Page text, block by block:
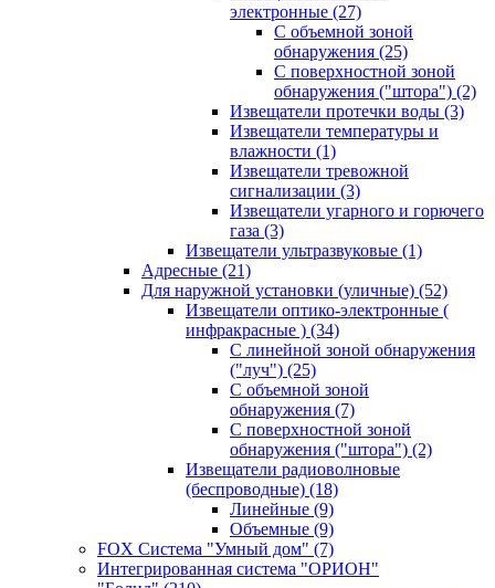
электронные (27)
С объемной зоной
обнаружения (25)
С поверхностной зоной
обнаружения ("штора") (2)
Извещатели протечки воды (3)
Извещатели температуры и
влажности (1)
Извещатели тревожной
сигнализации (3)
Извещатели угарного и горючего
газа (3)
Извещатели ультразвуковые (1)
Адресные (21)
Для наружной установки (уличные) (52)
Извещатели оптико-электронные (
инфракрасные ) (34)
С линейной зоной обнаружения
("луч") (25)
С объемной зоной
обнаружения (7)
С поверхностной зоной
обнаружения ("штора") (2)
Извещатели радиоволновые
(беспроводные) (18)
Линейные (9)
Объемные (9)
FOX Система "Умный дом" (7)
Интегрированная система "ОРИОН"